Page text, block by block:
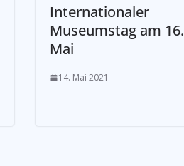
Internationaler
Museumstag am 16.
Mai
14. Mai 2021